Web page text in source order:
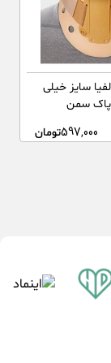
سایز خیلی
597,000تومان